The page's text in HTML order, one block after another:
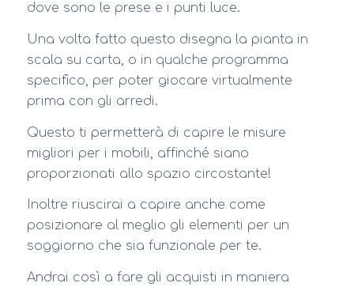
dove sono le prese e i punti luce.
Una volta fatto questo disegna la pianta in
scala su carta, o in qualche programma
specifico, per poter giocare virtualmente
prima con gli arredi.
Questo ti permetterà di capire le misure
migliori per i mobili, affinché siano
proporzionati allo spazio circostante!
Inoltre riuscirai a capire anche come
posizionare al meglio gli elementi per un
soggiorno che sia funzionale per te.
Andrai così a fare gli acquisti in maniera